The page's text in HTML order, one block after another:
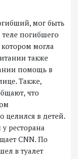
мог быть
погибшего
могла
также
помощь в
Также,
что
целился в детей.
ресторана
CNN. По
в туалет